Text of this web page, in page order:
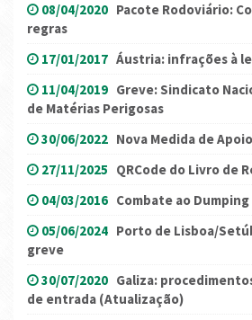
08/04/2020 Pacote Rodoviário:
regras
17/01/2017 Áustria: infrações à
11/04/2019 Greve: Sindicato
de Matérias Perigosas
30/06/2022 Nova Medida de
27/11/2025 QRCode do Livro de
04/03/2016 Combate ao
05/06/2024 Porto de Lisboa/
greve
30/07/2020 Galiza:
de entrada (Atualização)